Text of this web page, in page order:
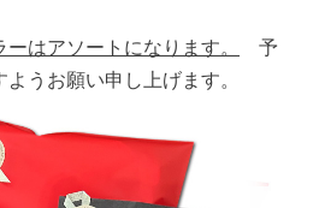
はアソートになります。
予
うお願い申し上げます。